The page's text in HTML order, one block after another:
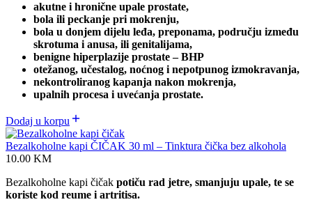
akutne i hronične upale prostate,
bola ili peckanje pri mokrenju,
bola u donjem dijelu leđa, preponama, području između
skrotuma i anusa, ili genitalijama,
benigne hiperplazije prostate – BHP
otežanog, učestalog, noćnog i nepotpunog izmokravanja,
nekontroliranog kapanja nakon mokrenja,
upalnih procesa i uvećanja prostate.
Dodaj u korpu
Bezalkoholne kapi ČIČAK 30 ml – Tinktura čička bez alkohola
10.00 KM
Bezalkoholne kapi čičak potiču rad jetre, smanjuju upale, te se
koriste kod reume i artritisa.